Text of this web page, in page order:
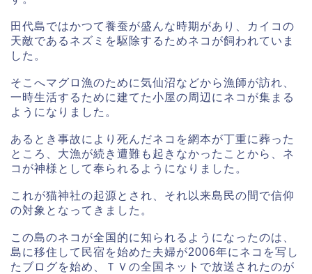
田代島ではかつて養蚕が盛んな時期があり、カイコの
天敵であるネズミを駆除するためネコが飼われていま
した。
そこへマグロ漁のために気仙沼などから漁師が訪れ、
一時生活するために建てた小屋の周辺にネコが集まる
ようになりました。
あるとき事故により死んだネコを網本が丁重に葬った
ところ、大漁が続き遭難も起きなかったことから、ネ
コが神様として奉られるようになりました。
これが猫神社の起源とされ、それ以来島民の間で信仰
の対象となってきました。
この島のネコが全国的に知られるようになったのは、
島に移住して民宿を始めた夫婦が2006年にネコを写し
たブログを始め、ＴＶの全国ネットで放送されたのが